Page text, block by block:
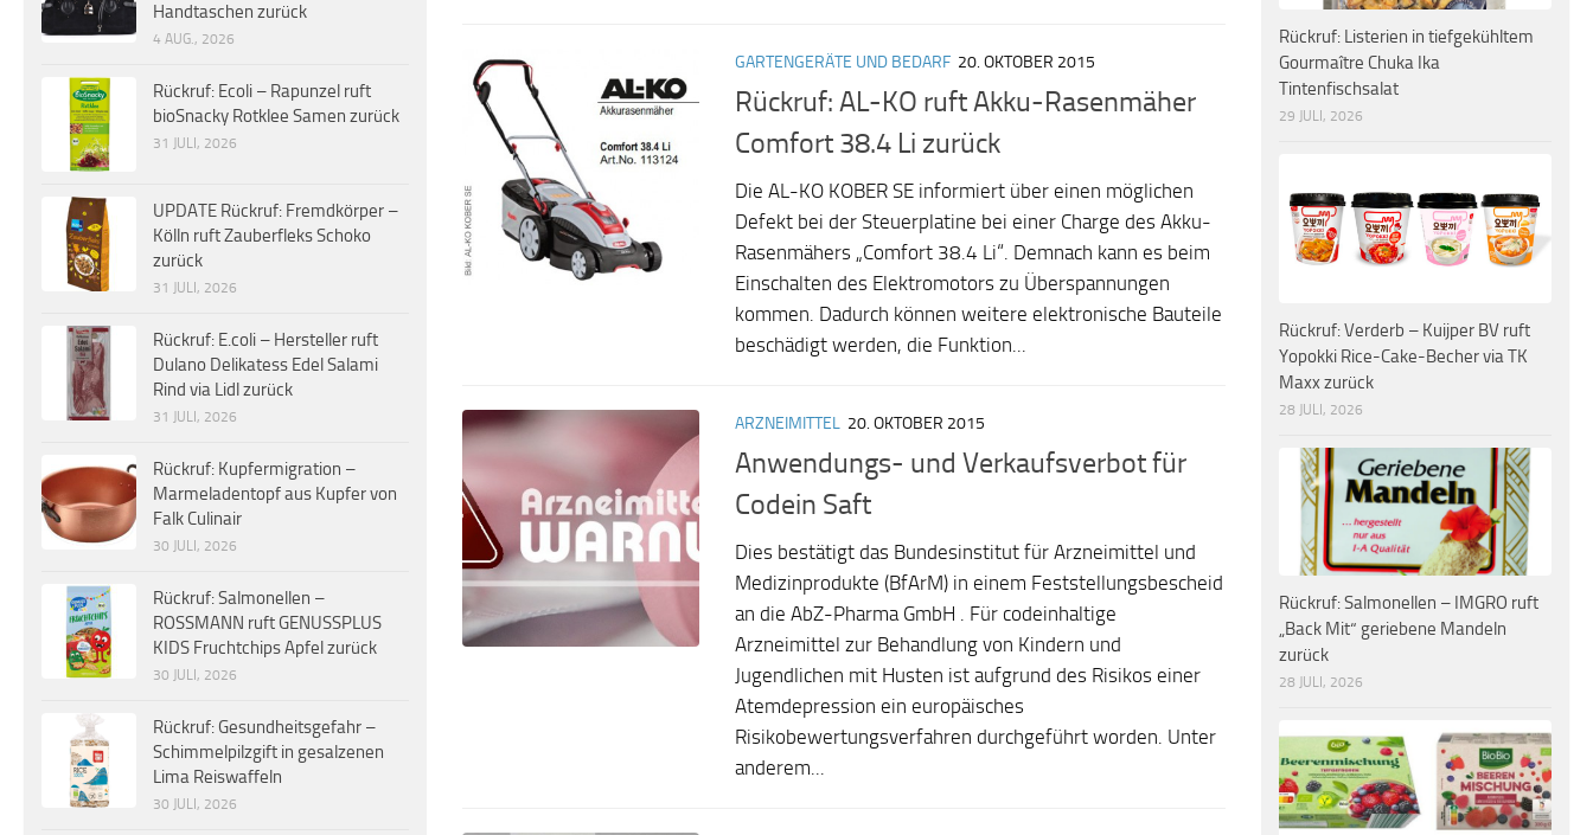
GARTENGERÄTE UND BEDARF 20. OKTOBER 2015
Rückruf: AL-KO ruft Akku-Rasenmäher
Comfort 38.4 Li zurück
Die AL-KO KOBER SE informiert über einen möglichen
Defekt bei der Steuerplatine bei einer Charge des Akku-
Rasenmähers „Comfort 38.4 Li“. Demnach kann es beim
Einschalten des Elektromotors zu Überspannungen
kommen. Dadurch können weitere elektronische Bauteile
beschädigt werden, die Funktion...
ARZNEIMITTEL 20. OKTOBER 2015
Anwendungs- und Verkaufsverbot für
Codein Saft
Dies bestätigt das Bundesinstitut für Arzneimittel und
Medizinprodukte (BfArM) in einem Feststellungsbescheid
an die AbZ-Pharma GmbH . Für codeinhaltige
Arzneimittel zur Behandlung von Kindern und
Jugendlichen mit Husten ist aufgrund des Risikos einer
Atemdepression ein europäisches
Risikobewertungsverfahren durchgeführt worden. Unter
anderem...
Handtaschen zurück
4 AUG., 2026
Rückruf: Ecoli – Rapunzel ruft
bioSnacky Rotklee Samen zurück
31 JULI, 2026
UPDATE Rückruf: Fremdkörper –
Kölln ruft Zauberfleks Schoko
zurück
31 JULI, 2026
Rückruf: E.coli – Hersteller ruft
Dulano Delikatess Edel Salami
Rind via Lidl zurück
31 JULI, 2026
Rückruf: Kupfermigration –
Marmeladentopf aus Kupfer von
Falk Culinair
30 JULI, 2026
Rückruf: Salmonellen –
ROSSMANN ruft GENUSSPLUS
KIDS Fruchtchips Apfel zurück
30 JULI, 2026
Rückruf: Gesundheitsgefahr –
Schimmelpilzgift in gesalzenen
Lima Reiswaffeln
30 JULI, 2026
Rückruf: Listerien in tiefgekühltem
Gourmaître Chuka Ika
Tintenfischsalat
29 JULI, 2026
Rückruf: Verderb – Kuijper BV ruft
Yopokki Rice-Cake-Becher via TK
Maxx zurück
28 JULI, 2026
Rückruf: Salmonellen – IMGRO ruft
„Back Mit“ geriebene Mandeln
zurück
28 JULI, 2026